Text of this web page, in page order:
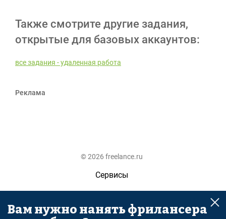
Также смотрите другие задания,
открытые для базовых аккаунтов:
все задания - удаленная работа
Реклама
© 2026 freelance.ru
Сервисы
Помощь
Поиск
Вам нужно нанять фрилансера